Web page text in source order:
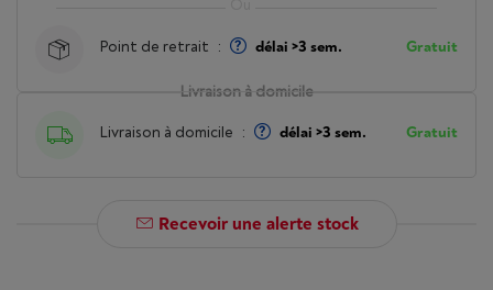
Livraison à domicile
Livraison à domicile : délai >3 sem. Gratuit
Point de retrait : délai >3 sem. Gratuit
Recevoir une alerte stock